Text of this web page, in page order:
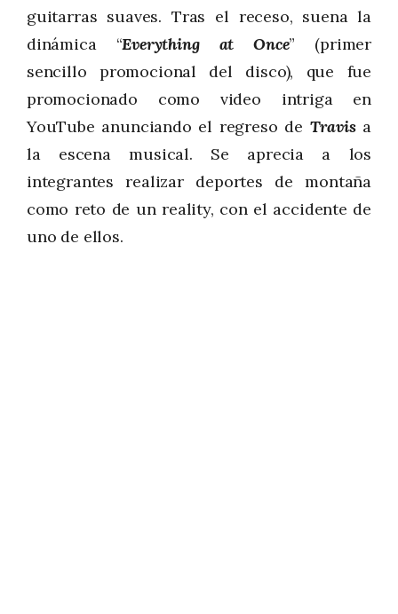
guitarras suaves. Tras el receso, suena la
dinámica “Everything at Once” (primer
sencillo promocional del disco), que fue
promocionado como video intriga en
YouTube anunciando el regreso de Travisa
la escena musical. Se aprecia a los
integrantes realizar deportes de montaña
como reto de un reality, con el accidente de
uno de ellos.